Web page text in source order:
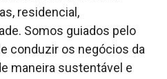
residencial,
Somos guiados pelo
conduzir os negócios da
maneira sustentável e